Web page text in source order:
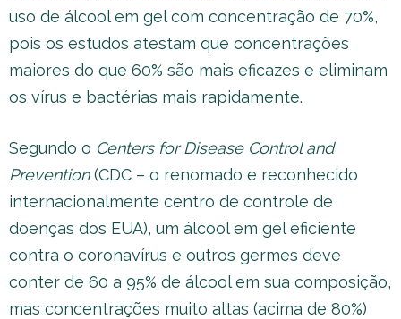
uso de álcool em gel com concentração de 70%,
pois os estudos atestam que concentrações
maiores do que 60% são mais eficazes e eliminam
os vírus e bactérias mais rapidamente.
Segundo o Centers for Disease Control and
Prevention(CDC – o renomado e reconhecido
internacionalmente centro de controle de
doenças dos EUA), um álcool em gel eficiente
contra o coronavírus e outros germes deve
conter de 60 a 95% de álcool em sua composição,
mas concentrações muito altas (acima de 80%)